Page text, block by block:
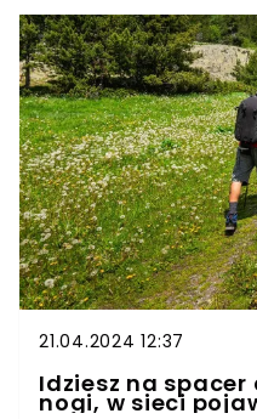
zbiórkę pieniężną,
jako nagroda.
sprawcę otrucia
21.04.2024 12:37
Idziesz na spacer
nogi, w sieci